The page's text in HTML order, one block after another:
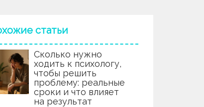
статьи
Сколько нужно
ходить к психологу,
чтобы решить
проблему: реальные
сроки и что влияет
на результат